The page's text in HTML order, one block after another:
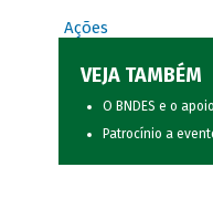
Ações
VEJA TAMBÉM
O BNDES e o
Patrocínio a